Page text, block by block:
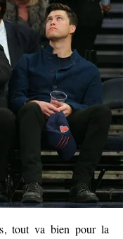
tout va bien pour la